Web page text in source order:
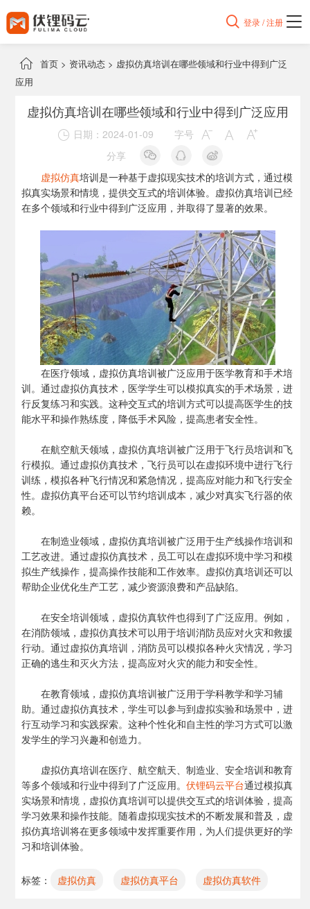
 登录 / 注册
 首页 > 资讯动态 > 虚拟仿真培训在哪些领域和行业中得到广泛
应用
虚拟仿真培训在哪些领域和行业中得到广泛应用
 日期：2024-01-09 字号   
分享
虚拟仿真培训是一种基于虚拟现实技术的培训方式，通过模
拟真实场景和情境，提供交互式的培训体验。虚拟仿真培训已经
在多个领域和行业中得到广泛应用，并取得了显著的效果。
在医疗领域，虚拟仿真培训被广泛应用于医学教育和手术培
训。通过虚拟仿真技术，医学学生可以模拟真实的手术场景，进
行反复练习和实践。这种交互式的培训方式可以提高医学生的技
能水平和操作熟练度，降低手术风险，提高患者安全性。
在航空航天领域，虚拟仿真培训被广泛用于飞行员培训和飞
行模拟。通过虚拟仿真技术，飞行员可以在虚拟环境中进行飞行
训练，模拟各种飞行情况和紧急情况，提高应对能力和飞行安全
性。虚拟仿真平台还可以节约培训成本，减少对真实飞行器的依
赖。
在制造业领域，虚拟仿真培训被广泛用于生产线操作培训和
工艺改进。通过虚拟仿真技术，员工可以在虚拟环境中学习和模
拟生产线操作，提高操作技能和工作效率。虚拟仿真培训还可以
帮助企业优化生产工艺，减少资源浪费和产品缺陷。
在安全培训领域，虚拟仿真软件也得到了广泛应用。例如，
在消防领域，虚拟仿真技术可以用于培训消防员应对火灾和救援
行动。通过虚拟仿真培训，消防员可以模拟各种火灾情况，学习
正确的逃生和灭火方法，提高应对火灾的能力和安全性。
在教育领域，虚拟仿真培训被广泛用于学科教学和学习辅
助。通过虚拟仿真技术，学生可以参与到虚拟实验和场景中，进
行互动学习和实践探索。这种个性化和自主性的学习方式可以激
发学生的学习兴趣和创造力。
虚拟仿真培训在医疗、航空航天、制造业、安全培训和教育
等多个领域和行业中得到了广泛应用。 伏锂码云平台通过模拟真
实场景和情境，虚拟仿真培训可以提供交互式的培训体验，提高
学习效果和操作技能。随着虚拟现实技术的不断发展和普及，虚
拟仿真培训将在更多领域中发挥重要作用，为人们提供更好的学
习和培训体验。
标签： 虚拟仿真 虚拟仿真平台 虚拟仿真软件